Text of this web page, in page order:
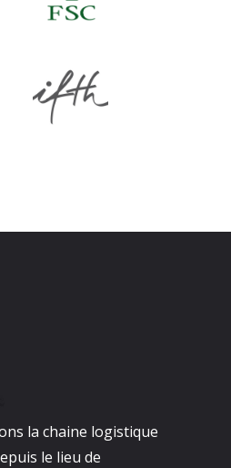
la chaine logistique
le lieu de